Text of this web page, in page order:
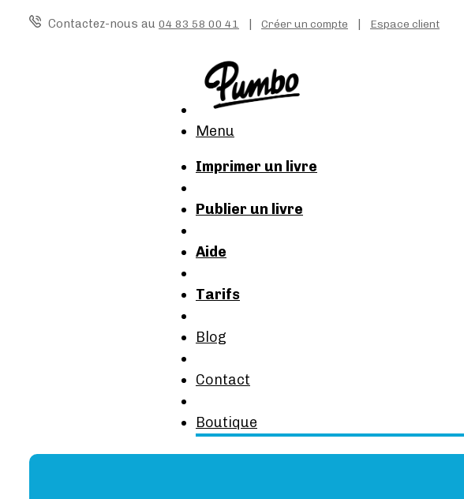
Contactez-nous au 04 83 58 00 41 | Créer un compte | Espace client
Menu
Imprimer un livre
Publier un livre
Aide
Tarifs
Blog
Contact
Boutique